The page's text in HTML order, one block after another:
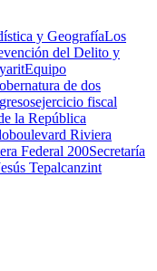
y GeografíaLos
del Delito y
Equipo
de dos
ejercicio fiscal
la República
boulevard Riviera
Federal 200Secretaría
Tepalcanzint